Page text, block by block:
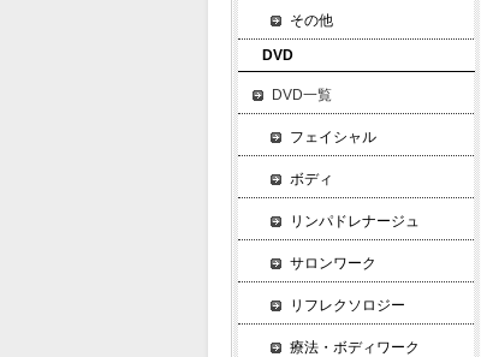
その他
DVD
DVD一覧
フェイシャル
ボディ
リンパドレナージュ
サロンワーク
リフレクソロジー
療法・ボディワーク